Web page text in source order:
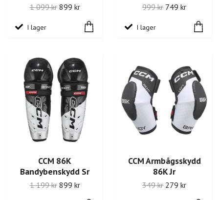
1 099 kr 899 kr
I lager
999 kr 749 kr
I lager
CCM 86K
Bandybenskydd Sr
1 199 kr 899 kr
CCM Armbågsskydd
86K Jr
349 kr 279 kr